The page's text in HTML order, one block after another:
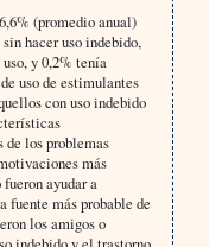
(promedio anual)
hacer uso indebido,
y 0,2% tenía
uso de estimulantes
con uso indebido
de los problemas
más
ayudar a
fuente más probable de
los amigos o